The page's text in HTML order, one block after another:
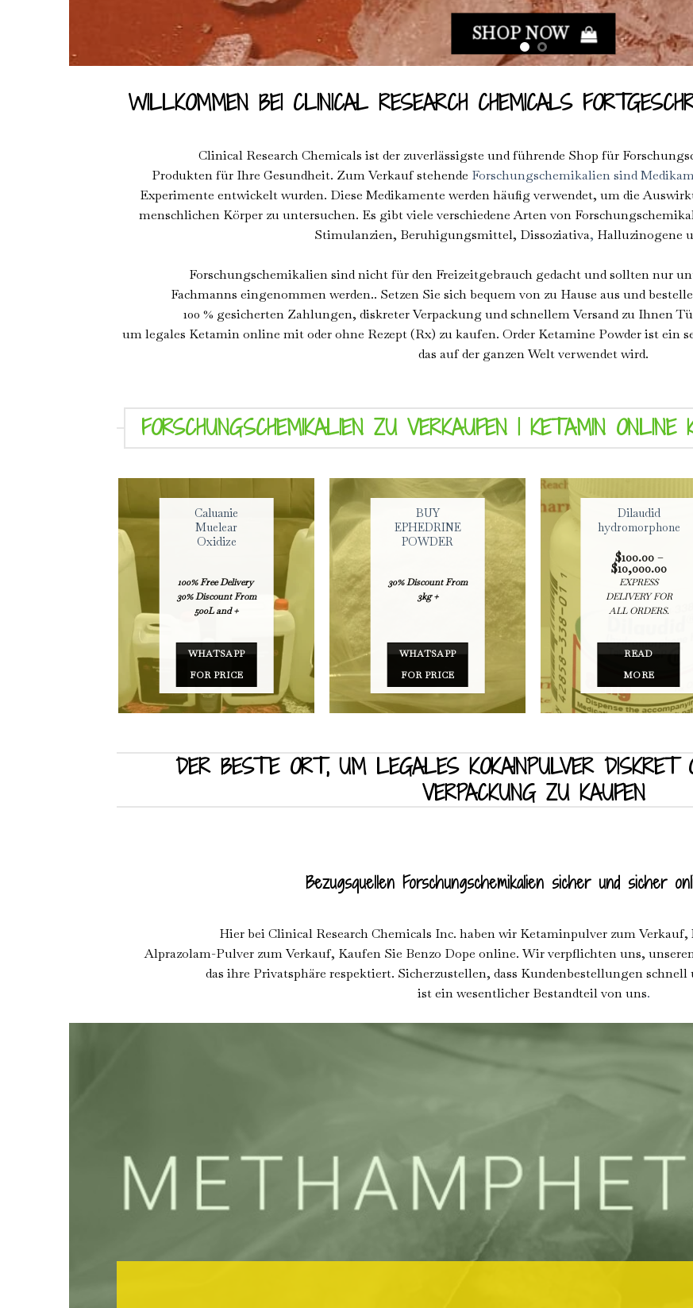
SHOP NOW
WILLKOMMEN BEI CLINICAL RESEARCH CHEMICALS
Clinical Research Chemicals ist der zuverlässigste und führende Shop für
Produkten für Ihre Gesundheit. Zum Verkauf stehende Forschungschemikalien sind
Experimente entwickelt wurden. Diese Medikamente werden häufig verwendet, um die
menschlichen Körper zu untersuchen. Es gibt viele verschiedene Arten von
Stimulanzien, Beruhigungsmittel, Dissoziativa, Halluzinogene
Forschungschemikalien sind nicht für den Freizeitgebrauch gedacht und sollten nur
Fachmanns eingenommen werden.. Setzen Sie sich bequem von zu Hause aus und
100 % gesicherten Zahlungen, diskreter Verpackung und schnellem Versand zu Ihnen
um legales Ketamin online mit oder ohne Rezept (Rx) zu kaufen. Order Ketamine Powder ist ein
das auf der ganzen Welt verwendet wird.
FORSCHUNGSCHEMIKALIEN ZU VERKAUFEN | KETAMIN
Caluanie
Muelear
Oxidize
100% Free Delivery
30% Discount From
500L and +
WHATSAPP
FOR PRICE
BUY
EPHEDRINE
POWDER
30% Discount From
3kg +
WHATSAPP
FOR PRICE
Dilaudid
hydromorphone
$100.00 –
$10,000.00Price
EXPRESS
DELIVERY FOR
ALL ORDERS.
READ
MORE
DER BESTE ORT, UM LEGALES KOKAINPULVER
VERPACKUNG ZU KAUFEN
Bezugsquellen Forschungschemikalien sicher und sicher
Hier bei Clinical Research Chemicals Inc. haben wir Ketaminpulver zum
Alprazolam-Pulver zum Verkauf, Kaufen Sie Benzo Dope online. Wir verpflichten uns,
das ihre Privatsphäre respektiert. Sicherzustellen, dass Kundenbestellungen
ist ein wesentlicher Bestandteil von uns.